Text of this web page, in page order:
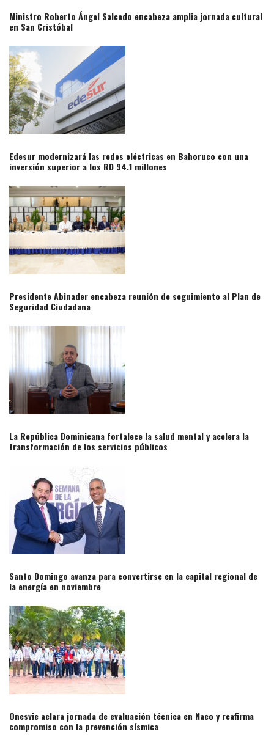
Ministro Roberto Ángel Salcedo encabeza amplia jornada cultural
en San Cristóbal
Edesur modernizará las redes eléctricas en Bahoruco con una
inversión superior a los RD 94.1 millones
Presidente Abinader encabeza reunión de seguimiento al Plan de
Seguridad Ciudadana
La República Dominicana fortalece la salud mental y acelera la
transformación de los servicios públicos
Santo Domingo avanza para convertirse en la capital regional de
la energía en noviembre
Onesvie aclara jornada de evaluación técnica en Naco y reafirma
compromiso con la prevención sísmica